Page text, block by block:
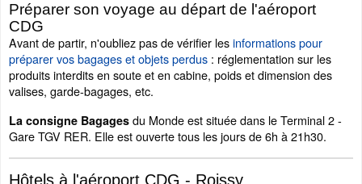
Préparer son voyage au départ de l'aéroport
CDG
Avant de partir, n'oubliez pas de vérifier lesinformations pour
préparer vos bagages et objets perdus : réglementation sur les
produits interdits en soute et en cabine, poids et dimension des
valises, garde-bagages, etc.
La consigne Bagages du Monde est située dans le Terminal 2 -
Gare TGV RER. Elle est ouverte tous les jours de 6h à 21h30.
Hôtels à l'aéroport CDG - Roissy